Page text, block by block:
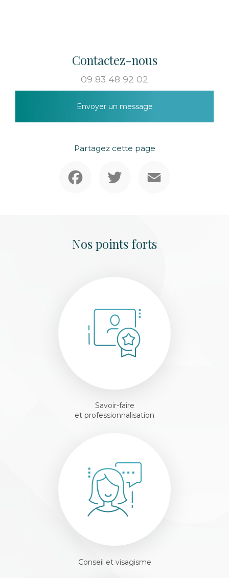
Contactez-nous
09 83 48 92 02
Envoyer un message
Partagez cette page
Nos points forts
Savoir-faire
et professionnalisation
Conseil et visagisme